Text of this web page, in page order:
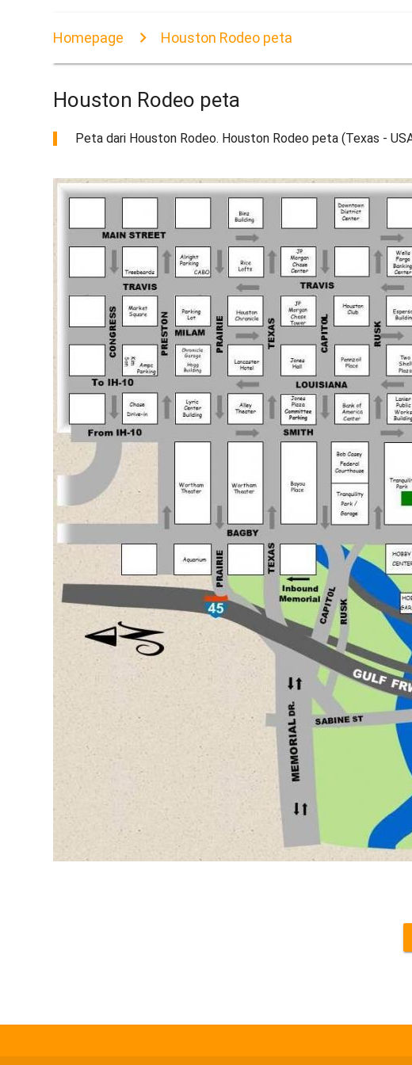
Homepage Houston Rodeo peta
Houston Rodeo peta
Peta dari Houston Rodeo. Houston Rodeo peta (Texas -